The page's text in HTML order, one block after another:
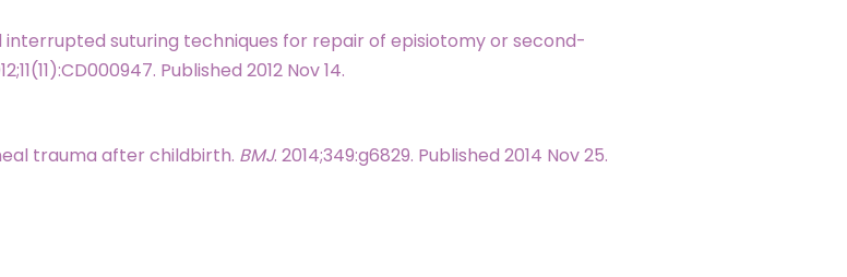
interrupted suturing techniques for repair of episiotomy or second-
Published 2012 Nov 14.
trauma after childbirth. BMJ. 2014;349:g6829. Published 2014 Nov 25.